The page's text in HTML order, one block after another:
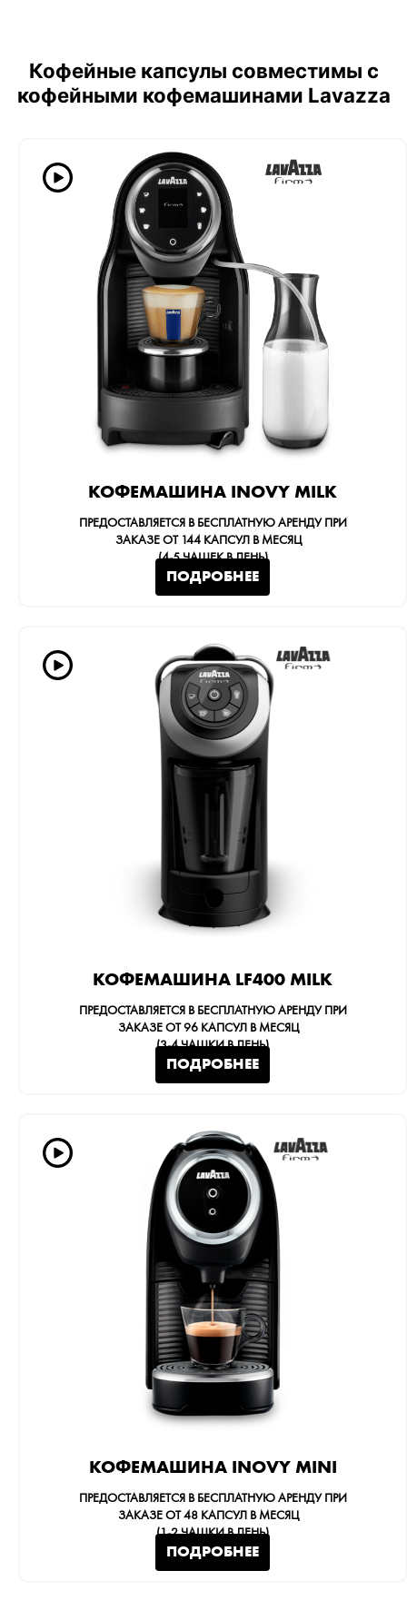
Кофейные капсулы совместимы с
кофейными кофемашинами Lavazza
КОФЕМАШИНА INOVY MILK
ПРЕДОСТАВЛЯЕТСЯ В БЕСПЛАТНУЮ АРЕНДУ ПРИ
ЗАКАЗЕ ОТ 144 КАПСУЛ В МЕСЯЦ
(4-5 ЧАШЕК В ДЕНЬ)
ПОДРОБНЕЕ
КОФЕМАШИНА LF400 MILK
ПРЕДОСТАВЛЯЕТСЯ В БЕСПЛАТНУЮ АРЕНДУ ПРИ
ЗАКАЗЕ ОТ96 КАПСУЛ В МЕСЯЦ
(3-4 ЧАШКИ В ДЕНЬ)
ПОДРОБНЕЕ
КОФЕМАШИНА INOVY MINI
ПРЕДОСТАВЛЯЕТСЯ В БЕСПЛАТНУЮ АРЕНДУ ПРИ
ЗАКАЗЕ ОТ48 КАПСУЛ В МЕСЯЦ
(1-2 ЧАШКИ В ДЕНЬ)
ПОДРОБНЕЕ